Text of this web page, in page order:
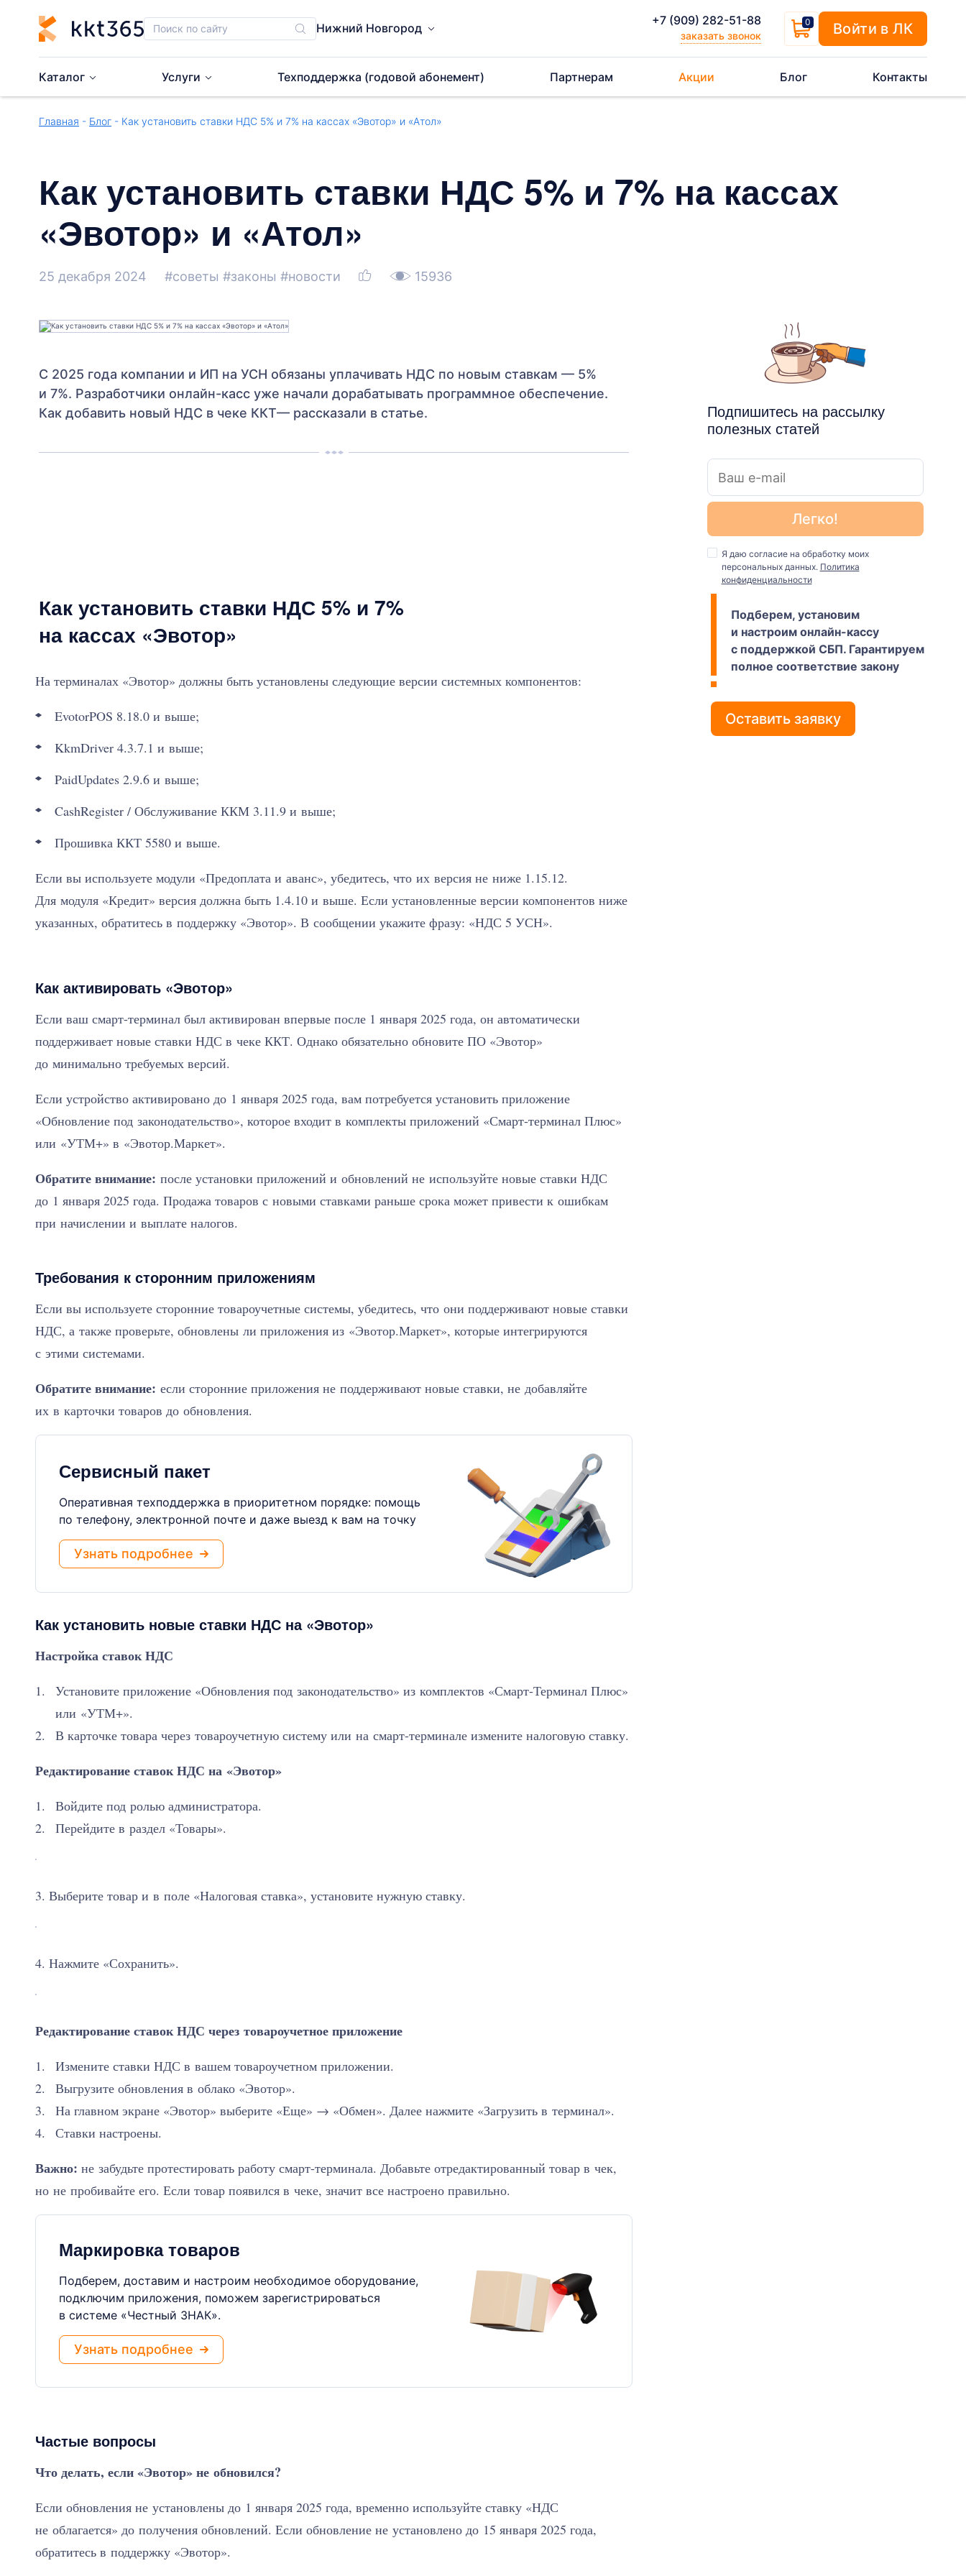
Нижний Новгород
+7 (909) 282-51-88
заказать звонок
0 Войти в ЛК
Каталог Услуги Техподдержка (годовой абонемент) Партнерам Акции Блог Контакты
Главная - Блог - Как установить ставки НДС 5% и 7% на кассах «Эвотор» и «Атол»
Как установить ставки НДС 5% и 7% на кассах
«Эвотор» и «Атол»
25 декабря 2024 #советы #законы #новости 15936
С 2025 года компании и ИП на УСН обязаны уплачивать НДС по новым ставкам — 5%
и 7%. Разработчики онлайн-касс уже начали дорабатывать программное обеспечение.
Как добавить новый НДС в чеке ККТ— рассказали в статье.
Подпишитесь на рассылку
полезных статей
Я даю согласие на обработку моих
персональных данных. Политика
конфиденциальности
Как установить ставки НДС 5% и 7%
на кассах «Эвотор»
На терминалах «Эвотор» должны быть установлены следующие версии системных компонентов:
EvotorPOS 8.18.0 и выше;
KkmDriver 4.3.7.1 и выше;
PaidUpdates 2.9.6 и выше;
CashRegister / Обслуживание ККМ 3.11.9 и выше;
Прошивка ККТ 5580 и выше.
Если вы используете модули «Предоплата и аванс», убедитесь, что их версия не ниже 1.15.12.
Для модуля «Кредит» версия должна быть 1.4.10 и выше. Если установленные версии компонентов ниже
указанных, обратитесь в поддержку «Эвотор». В сообщении укажите фразу: «НДС 5 УСН».
Как активировать «Эвотор»
Если ваш смарт-терминал был активирован впервые после 1 января 2025 года, он автоматически
поддерживает новые ставки НДС в чеке ККТ. Однако обязательно обновите ПО «Эвотор»
до минимально требуемых версий.
Если устройство активировано до 1 января 2025 года, вам потребуется установить приложение
«Обновление под законодательство», которое входит в комплекты приложений «Смарт-терминал Плюс»
или «УТМ+» в «Эвотор.Маркет».
Обратите внимание: после установки приложений и обновлений не используйте новые ставки НДС
до 1 января 2025 года. Продажа товаров с новыми ставками раньше срока может привести к ошибкам
при начислении и выплате налогов.
Требования к сторонним приложениям
Если вы используете сторонние товароучетные системы, убедитесь, что они поддерживают новые ставки
НДС, а также проверьте, обновлены ли приложения из «Эвотор.Маркет», которые интегрируются
с этими системами.
Обратите внимание: если сторонние приложения не поддерживают новые ставки, не добавляйте
их в карточки товаров до обновления.
Сервисный пакет
Оперативная техподдержка в приоритетном порядке: помощь
по телефону, электронной почте и даже выезд к вам на точку
Узнать подробнее
Как установить новые ставки НДС на «Эвотор»
Настройка ставок НДС
Установите приложение «Обновления под законодательство» из комплектов «Смарт-Терминал Плюс»
или «УТМ+».
В карточке товара через товароучетную систему или на смарт-терминале измените налоговую ставку.
Редактирование ставок НДС на «Эвотор»
Войдите под ролью администратора.
Перейдите в раздел «Товары».
3. Выберите товар и в поле «Налоговая ставка», установите нужную ставку.
4. Нажмите «Сохранить».
Редактирование ставок НДС через товароучетное приложение
Измените ставки НДС в вашем товароучетном приложении.
Выгрузите обновления в облако «Эвотор».
На главном экране «Эвотор» выберите «Еще» → «Обмен». Далее нажмите «Загрузить в терминал».
Ставки настроены.
Важно: не забудьте протестировать работу смарт-терминала. Добавьте отредактированный товар в чек,
но не пробивайте его. Если товар появился в чеке, значит все настроено правильно.
Маркировка товаров
Подберем, доставим и настроим необходимое оборудование,
подключим приложения, поможем зарегистрироваться
в системе «Честный ЗНАК».
Узнать подробнее
Частые вопросы
Что делать, если «Эвотор» не обновился?
Если обновления не установлены до 1 января 2025 года, временно используйте ставку «НДС
не облагается» до получения обновлений. Если обновление не установлено до 15 января 2025 года,
обратитесь в поддержку «Эвотор».
Подберем, установим
и настроим онлайн-кассу
с поддержкой СБП. Гарантируем
полное соответствие закону
Оставить заявку